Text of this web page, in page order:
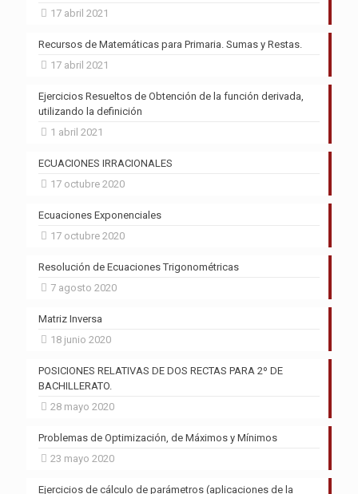
17 abril 2021
Recursos de Matemáticas para Primaria. Sumas y Restas.
17 abril 2021
Ejercicios Resueltos de Obtención de la función derivada,
utilizando la definición
1 abril 2021
ECUACIONES IRRACIONALES
17 octubre 2020
Ecuaciones Exponenciales
17 octubre 2020
Resolución de Ecuaciones Trigonométricas
7 agosto 2020
Matriz Inversa
18 junio 2020
POSICIONES RELATIVAS DE DOS RECTAS PARA 2º DE
BACHILLERATO.
28 mayo 2020
Problemas de Optimización, de Máximos y Mínimos
23 mayo 2020
Ejercicios de cálculo de parámetros (aplicaciones de la